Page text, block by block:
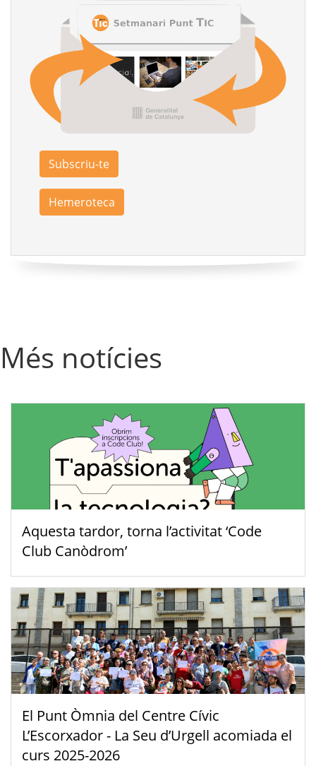
Subscriu-te
Hemeroteca
Més notícies
Aquesta tardor, torna l’activitat ‘Code
Club Canòdrom’
El Punt Òmnia del Centre Cívic
L’Escorxador - La Seu d’Urgell acomiada el
curs 2025-2026